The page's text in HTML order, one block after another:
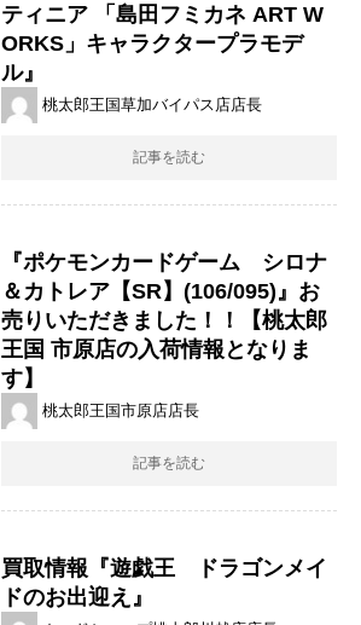
ティニア ​「島田フミカネ ART W
ORKS」キャラクタープラモデ
ル』
桃太郎王国草加バイパス店店長
記事を読む
『ポケモンカードゲーム シロナ
＆カトレア【SR】(106/095)』お
売りいただきました！！【桃太郎
王国 市原店の入荷情報となりま
す】
桃太郎王国市原店店長
記事を読む
買取情報『遊戯王 ドラゴンメイ
ドのお出迎え』